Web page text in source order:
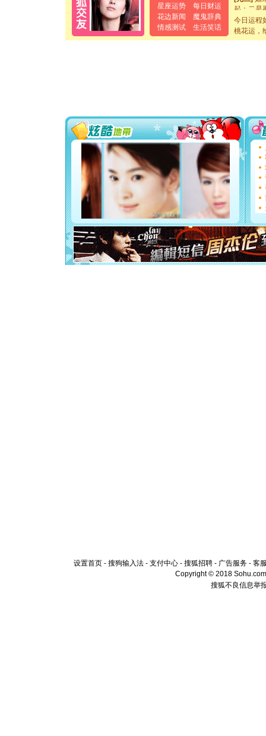
星座运势
每日财运
花边新闻
魔鬼辞典
情感测试
生活笑话
起；二是
离。水
[元旦]当
泣，这痛
[圣诞节]
你太多，
要平安
[圣诞节]
能正大
都要快乐
[圣诞节]
如意,快
[元旦]
看
断电。
你是我
[元旦]如
起；二是
离。水晶
[元旦]当
泣，这痛
今日运程
桃花运，
设置首页 - 搜狗输入法 - 支付中心 - 搜狐招聘 - 广告服务 - 客
Copyright © 2018
搜狐不良信息举